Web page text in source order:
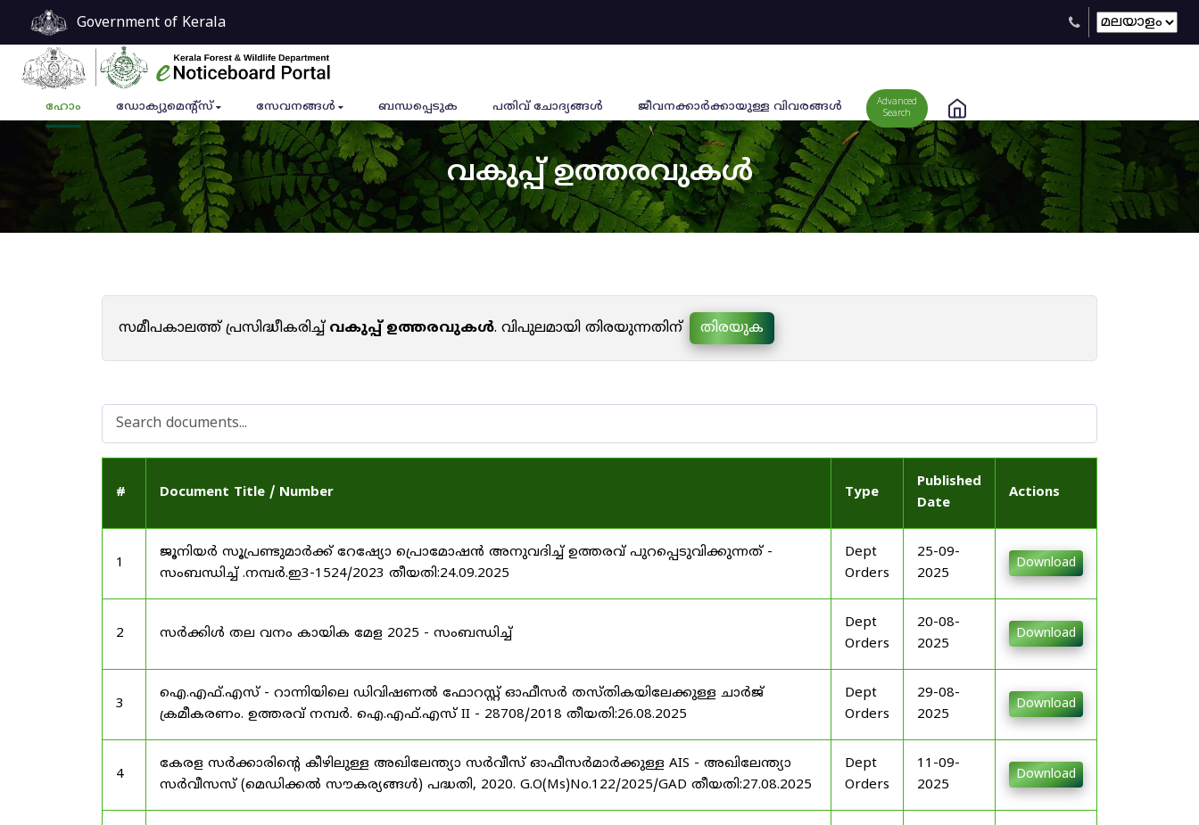
Government of Kerala
ഹോം ഡോക്യുമെൻ്റ്സ് സേവനങ്ങൾ ബന്ധപ്പെടുക പതിവ് ചോദ്യങ്ങൾ ജീവനക്കാര്‍ക്കായുള്ള വിവരങ്ങള്‍
Advanced
Search
വകുപ്പ് ഉത്തരവുകൾ
സമീപകാലത്ത് പ്രസിദ്ധീകരിച്ച്വകുപ്പ് ഉത്തരവുകൾ. വിപുലമായി തിരയുന്നതിന് തിരയുക
# Document Title / Number Type
Published
Date
Actions
1
ജൂനിയർ സൂപ്രണ്ടുമാർക്ക് റേഷ്യോ പ്രൊമോഷൻ അനുവദിച്ച് ഉത്തരവ് പുറപ്പെടുവിക്കുന്നത് -
സംബന്ധിച്ച് .നമ്പർ.ഇ3-1524/2023 തീയതി:24.09.2025
Dept
Orders
25-09-
2025
Download
2 സർക്കിൾ തല വനം കായിക മേള 2025 - സംബന്ധിച്ച്
Dept
Orders
20-08-
2025
Download
3
ഐ.എഫ്.എസ് - റാന്നിയിലെ ഡിവിഷണൽ ഫോറസ്റ്റ് ഓഫീസർ തസ്തികയിലേക്കുള്ള ചാർജ്
ക്രമീകരണം. ഉത്തരവ് നമ്പർ. ഐ.എഫ്.എസ് II - 28708/2018 തീയതി:26.08.2025
Dept
Orders
29-08-
2025
Download
4
കേരള സർക്കാരിന്റെ കീഴിലുള്ള അഖിലേന്ത്യാ സർവീസ് ഓഫീസർമാർക്കുള്ള AIS - അഖിലേന്ത്യാ
സർവീസസ് (മെഡിക്കൽ സൗകര്യങ്ങൾ) പദ്ധതി, 2020. G.O(Ms)No.122/2025/GAD തീയതി:27.08.2025
Dept
Orders
11-09-
2025
Download